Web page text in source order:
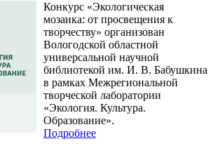
Конкурс «Экологическая
мозаика: от просвещения к
творчеству» организован
Вологодской областной
универсальной научной
библиотекой им. И. В. Бабушкина
в рамках Межрегиональной
творческой лаборатории
«Экология. Культура.
Образование».
Подробнее